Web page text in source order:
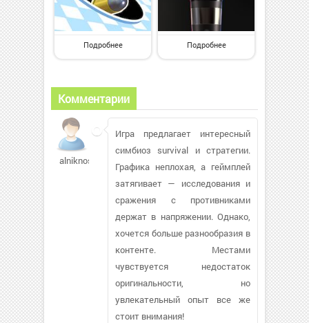
Подробнее Подробнее
Комментарии
alniknos
Игра предлагает интересный
симбиоз survival и стратегии.
Графика неплохая, а геймплей
затягивает — исследования и
сражения с противниками
держат в напряжении. Однако,
хочется больше разнообразия в
контенте. Местами
чувствуется недостаток
оригинальности, но
увлекательный опыт все же
стоит внимания!